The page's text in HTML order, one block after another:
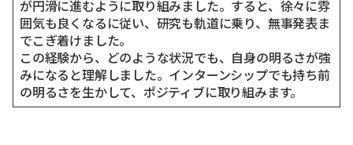
が円滑に進むように取り組みました。すると、徐々に雰
囲気も良くなるに従い、研究も軌道に乗り、無事発表ま
でこぎ着けました。
この経験から、どのような状況でも、自身の明るさが強
みになると理解しました。インターンシップでも持ち前
の明るさを生かして、ポジティブに取り組みます。